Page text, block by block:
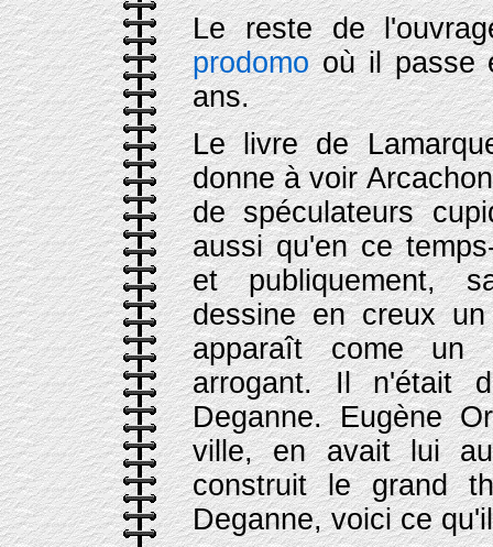
Le reste de
prodomooù il passe
ans.
Le livre de
donne à voir
de spéculateurs
aussi qu'en ce
et publiquement,
dessine en creux
apparaît come un
arrogant. Il n'était
Deganne. Eugène
ville, en avait lui
construit le grand
Deganne, voici ce